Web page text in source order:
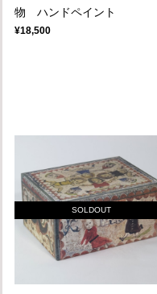
物 ハンドペイント
¥18,500
SOLDOUT